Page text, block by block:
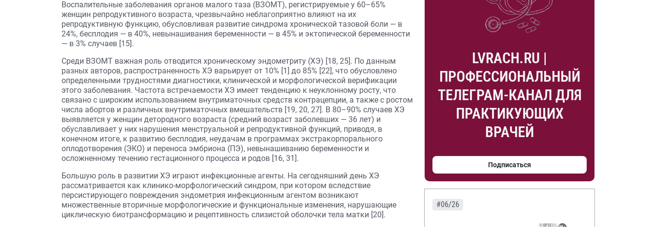
Воспалительные заболевания органов малого таза (ВЗОМТ), регистрируемые у 60–65%
женщин репродуктивного возраста, чрезвычайно неблагоприятно влияют на их
репродуктивную функцию, обусловливая развитие синдрома хронической тазовой боли — в
24%, бесплодия — в 40%, невынашивания беременности — в 45% и эктопической беременности
— в 3% случаев [15].
Среди ВЗОМТ важная роль отводится хроническому эндометриту (ХЭ) [18, 25]. По данным
разных авторов, распространенность ХЭ варьирует от 10% [1] до 85% [22], что обусловлено
определенными трудностями диагностики, клинической и морфологической верификации
этого заболевания. Частота встречаемости ХЭ имеет тенденцию к неуклонному росту, что
связано с широким использованием внутриматочных средств контрацепции, а также с ростом
числа абортов и различных внутриматочных вмешательств [19, 20, 27]. В 80–90% случаев ХЭ
выявляется у женщин детородного возраста (средний возраст заболевших — 36 лет) и
обуславливает у них нарушения менструальной и репродуктивной функций, приводя, в
конечном итоге, к развитию бесплодия, неудачам в программах экстракорпорального
оплодотворения (ЭКО) и переноса эмбриона (ПЭ), невынашиванию беременности и
осложненному течению гестационного процесса и родов [16, 31].
Большую роль в развитии ХЭ играют инфекционные агенты. На сегодняшний день ХЭ
рассматривается как клинико-морфологический синдром, при котором вследствие
персистирующего повреждения эндометрия инфекционным агентом возникают
множественные вторичные морфологические и функциональные изменения, нарушающие
циклическую биотрансформацию и рецептивность слизистой оболочки тела матки [20].
LVRACH.RU |
ПРОФЕССИОНАЛЬНЫЙ
ТЕЛЕГРАМ-КАНАЛ ДЛЯ
ПРАКТИКУЮЩИХ
ВРАЧЕЙ
Подписаться
#06/26